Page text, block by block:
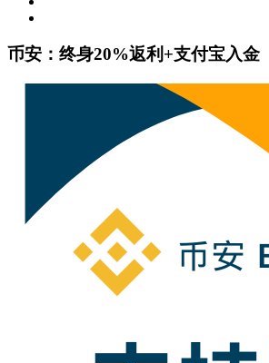
币安：终身20%返利+支付宝入金